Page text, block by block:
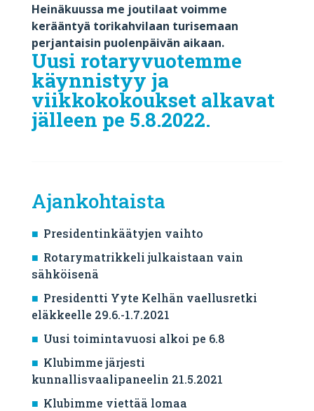
Heinäkuussa me joutilaat voimme
kerääntyä torikahvilaan turisemaan
perjantaisin puolenpäivän aikaan.
Uusi rotaryvuotemme
käynnistyy ja
viikkokokoukset alkavat
jälleen pe 5.8.2022.
Ajankohtaista
Presidentinkäätyjen vaihto
Rotarymatrikkeli julkaistaan vain
sähköisenä
Presidentti Yyte Kelhän vaellusretki
eläkkeelle 29.6.-1.7.2021
Uusi toimintavuosi alkoi pe 6.8
Klubimme järjesti
kunnallisvaalipaneelin 21.5.2021
Klubimme viettää lomaa